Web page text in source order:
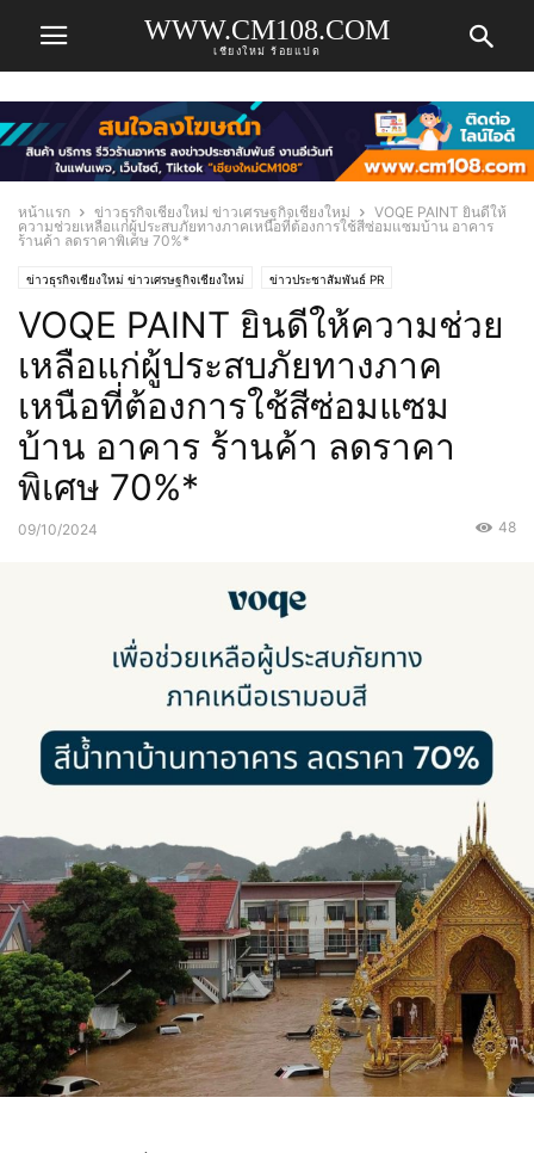
WWW.CM108.COM
เชียงใหม่ ร้อยแปด
หน้าแรก ข่าวธุรกิจเชียงใหม่ ข่าวเศรษฐกิจเชียงใหม่
VOQE PAINT ยินดีให้
ความช่วยเหลือแก่ผู้ประสบภัยทางภาคเหนือที่ต้องการใช้สีซ่อมแซมบ้าน อาคาร
ร้านค้า ลดราคาพิเศษ 70%*
ข่าวธุรกิจเชียงใหม่ ข่าวเศรษฐกิจเชียงใหม่ ข่าวประชาสัมพันธ์ PR
VOQE PAINT ยินดีให้ความช่วย
เหลือแก่ผู้ประสบภัยทางภาค
เหนือที่ต้องการใช้สีซ่อมแซม
บ้าน อาคาร ร้านค้า ลดราคา
พิเศษ 70%*
09/10/2024 48